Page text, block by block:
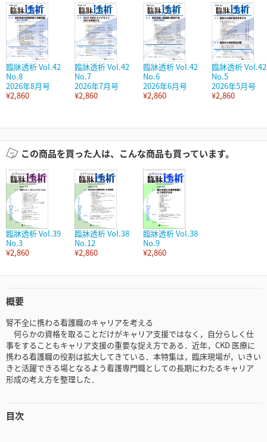
臨牀透析 Vol.42
No.8
2026年8月号
¥2,860
臨牀透析 Vol.42
No.7
2026年7月号
¥2,860
臨牀透析 Vol.42
No.6
2026年6月号
¥2,860
臨牀透析 Vol.42
No.5
2026年5月号
¥2,860
この商品を買った人は、こんな商品も買っています。
臨牀透析 Vol.39
No.3
¥2,860
臨牀透析 Vol.38
No.12
¥2,860
臨牀透析 Vol.38
No.9
¥2,860
概要
腎不全に携わる看護職のキャリアを考える
何らかの資格を取ることだけがキャリア支援ではなく，自分らしく仕
事をすることもキャリア支援の重要な捉え方である．近年，CKD 医療に
携わる看護職の役割は拡大してきている．本特集は，臨床現場が，いきい
きと活躍できる場となるよう看護専門職としての長期にわたるキャリア
形成の考え方を整理した．
目次